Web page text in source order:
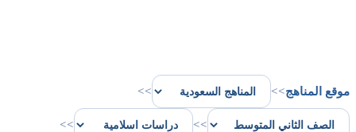
موقع المناهج>>
>>
>>
>>